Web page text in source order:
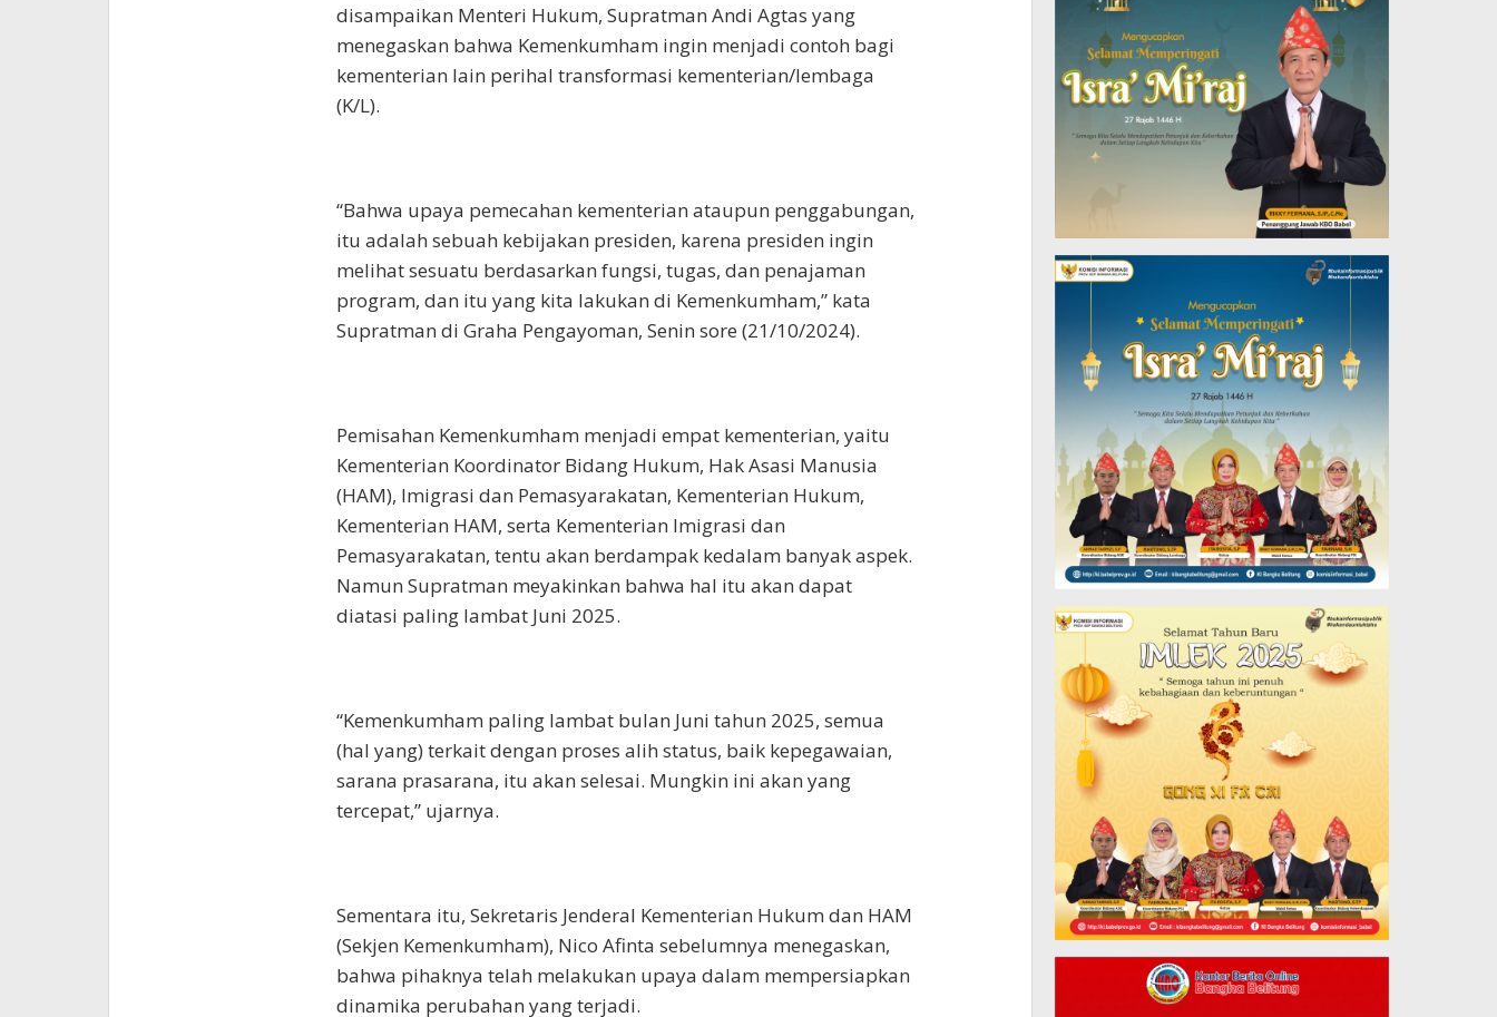
disampaikan Menteri Hukum, Supratman Andi Agtas yang
menegaskan bahwa Kemenkumham ingin menjadi contoh bagi
kementerian lain perihal transformasi kementerian/lembaga
(K/L).
“Bahwa upaya pemecahan kementerian ataupun penggabungan,
itu adalah sebuah kebijakan presiden, karena presiden ingin
melihat sesuatu berdasarkan fungsi, tugas, dan penajaman
program, dan itu yang kita lakukan di Kemenkumham,” kata
Supratman di Graha Pengayoman, Senin sore (21/10/2024).
Pemisahan Kemenkumham menjadi empat kementerian, yaitu
Kementerian Koordinator Bidang Hukum, Hak Asasi Manusia
(HAM), Imigrasi dan Pemasyarakatan, Kementerian Hukum,
Kementerian HAM, serta Kementerian Imigrasi dan
Pemasyarakatan, tentu akan berdampak kedalam banyak aspek.
Namun Supratman meyakinkan bahwa hal itu akan dapat
diatasi paling lambat Juni 2025.
“Kemenkumham paling lambat bulan Juni tahun 2025, semua
(hal yang) terkait dengan proses alih status, baik kepegawaian,
sarana prasarana, itu akan selesai. Mungkin ini akan yang
tercepat,” ujarnya.
Sementara itu, Sekretaris Jenderal Kementerian Hukum dan HAM
(Sekjen Kemenkumham), Nico Afinta sebelumnya menegaskan,
bahwa pihaknya telah melakukan upaya dalam mempersiapkan
dinamika perubahan yang terjadi.